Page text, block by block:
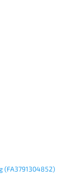
(FA3791304852)